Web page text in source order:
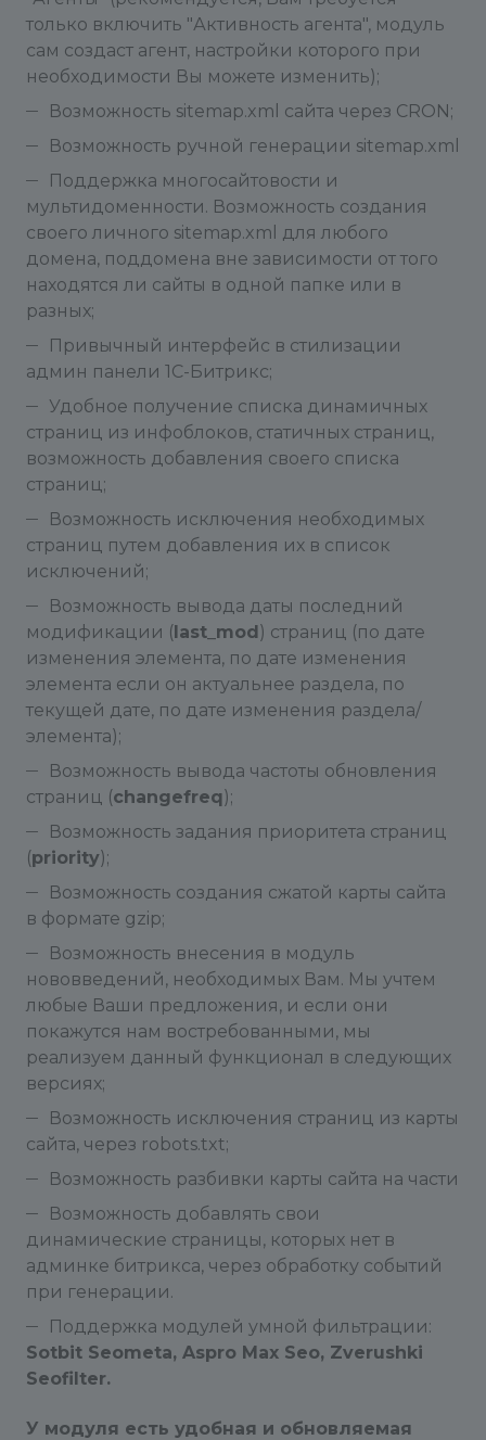
только включить "Активность агента", модуль
сам создаст агент, настройки которого при
необходимости Вы можете изменить);
Возможность sitemap.xml сайта через CRON;
Возможность ручной генерации sitemap.xml
Поддержка многосайтовости и
мультидоменности. Возможность создания
своего личного sitemap.xml для любого
домена, поддомена вне зависимости от того
находятся ли сайты в одной папке или в
разных;
Привычный интерфейс в стилизации
админ панели 1С-Битрикс;
Удобное получение списка динамичных
страниц из инфоблоков, статичных страниц,
возможность добавления своего списка
страниц;
Возможность исключения необходимых
страниц путем добавления их в список
исключений;
Возможность вывода даты последний
модификации (last_mod) страниц (по дате
изменения элемента, по дате изменения
элемента если он актуальнее раздела, по
текущей дате, по дате изменения раздела/
элемента);
Возможность вывода частоты обновления
страниц (changefreq);
Возможность задания приоритета страниц
(priority);
Возможность создания сжатой карты сайта
в формате gzip;
Возможность внесения в модуль
нововведений, необходимых Вам. Мы учтем
любые Ваши предложения, и если они
покажутся нам востребованными, мы
реализуем данный функционал в следующих
версиях;
Возможность исключения страниц из карты
сайта, через robots.txt;
Возможность разбивки карты сайта на части
Возможность добавлять свои
динамические страницы, которых нет в
админке битрикса, через обработку событий
при генерации.
Поддержка модулей умной фильтрации:
Sotbit Seometa, Aspro Max Seo, Zverushki
Seofilter.
У модуля есть удобная и обновляемая